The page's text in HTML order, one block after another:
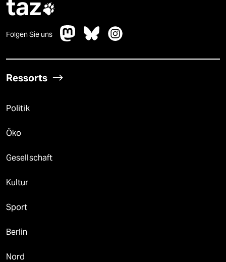
taz
Folgen Sie uns
Ressorts
Politik
Öko
Gesellschaft
Kultur
Sport
Berlin
Nord